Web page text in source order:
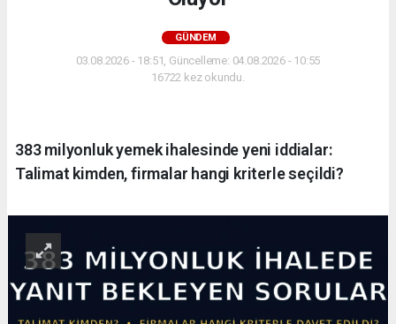
GÜNDEM
03.08.2026 - 18:51, Güncelleme: 04.08.2026 - 10:55
16722 kez okundu.
383 milyonluk yemek ihalesinde yeni iddialar:
Talimat kimden, firmalar hangi kriterle seçildi?